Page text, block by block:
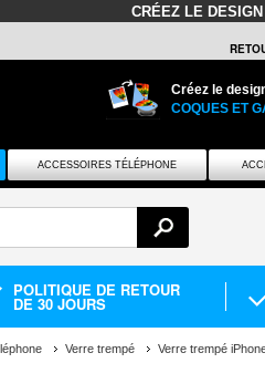
CRÉEZ LE
Créez le
COQUES ET
ACCESSOIRES TÉLÉPHONE
POLITIQUE DE RETOUR
DE 30 JOURS
Verre trempé Verre trempé